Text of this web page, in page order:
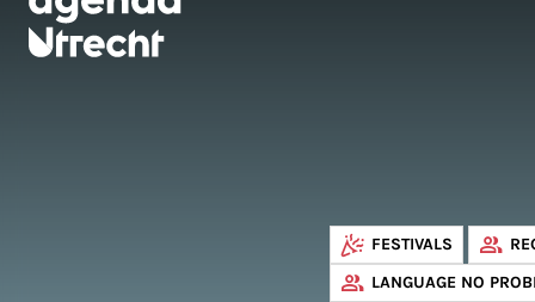
FESTIVALS
LANGUAGE NO